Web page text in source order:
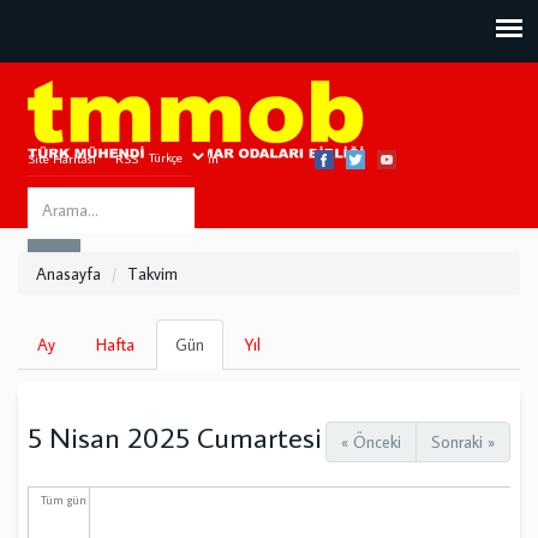
Site Haritası RSS Bize Ulaşın
Search
this
Anasayfa Takvim
Birincil
sekmeler
Ay Hafta Gün
sekme)
Yıl
« Önceki Sonraki »
5 Nisan 2025 Cumartesi
Tüm gün